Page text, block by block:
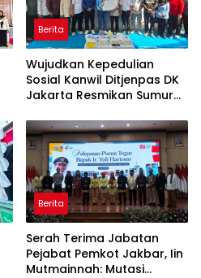
Berita
Wujudkan Kepedulian
Sosial Kanwil Ditjenpas DK
Jakarta Resmikan Sumur
Berita
Serah Terima Jabatan
Pejabat Pemkot Jakbar, Iin
Mutmainnah: Mutasi